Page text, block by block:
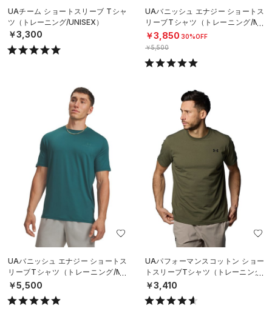
UAチーム ショートスリーブ Tシャ
ツ（トレーニング/UNISEX）
￥3,300
UAバニッシュ エナジー ショートス
リーブTシャツ（トレーニング/ME
N）
￥3,850 30%OFF
￥5,500
UAバニッシュ エナジー ショートス
リーブTシャツ（トレーニング/ME
N）
￥5,500
UAパフォーマンスコットン ショー
トスリーブTシャツ（トレーニング/
MEN）
￥3,410